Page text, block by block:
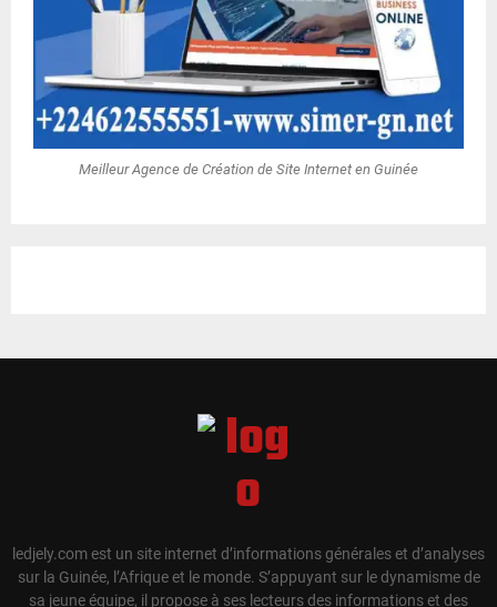
Meilleur Agence de Création de Site Internet en Guinée
ledjely.com est un site internet d’informations générales et d’analyses
sur la Guinée, l’Afrique et le monde. S’appuyant sur le dynamisme de
sa jeune équipe, il propose à ses lecteurs des informations et des